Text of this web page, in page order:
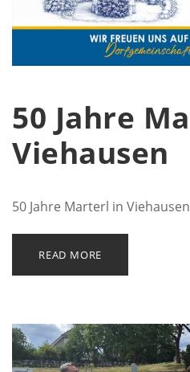
50 Jahre
Viehausen
50 Jahre Marterl in Viehausen
READ MORE